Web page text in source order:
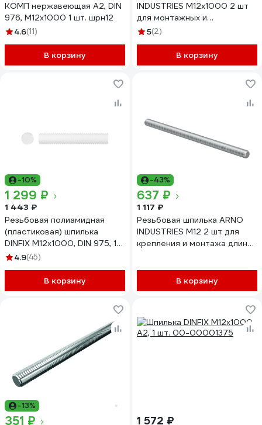
КОМП нержавеющая А2, DIN
976, М12x1000 1 шт. шрн12
4.6(11)
В корзину
INDUSTRIES М12х1000 2 шт
для монтажных и
соединительных работ
оцинкованная
AC1001201032599
5(2)
В корзину
-10%
1 299 ₽
1 443 ₽
Резьбовая полиамидная
(пластиковая) шпилька
DINFIX М12x1000, DIN 975, 1
шт. 00-00001198
4.9(45)
В корзину
-43%
637 ₽
1 117 ₽
Резьбовая шпилька ARNO
INDUSTRIES М12 2 шт для
крепления и монтажа длина
AC3000122031N07
В корзину
-13%
351 ₽ 1 572 ₽